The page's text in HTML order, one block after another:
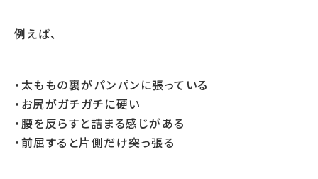
例えば、
・太ももの裏がパンパンに張っている
・お尻がガチガチに硬い
・腰を反らすと詰まる感じがある
・前屈すると片側だけ突っ張る